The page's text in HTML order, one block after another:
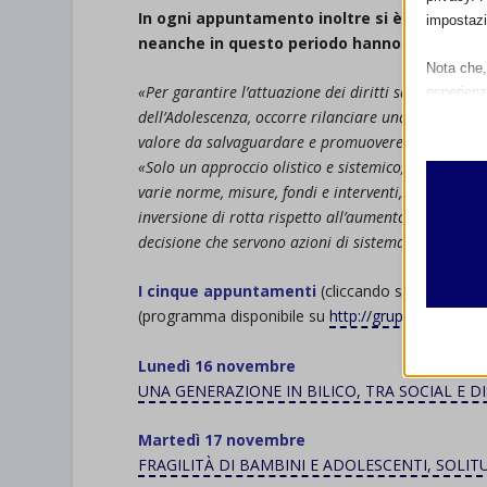
In ogni appuntamento inoltre si è voluto
neanche in questo periodo hanno avuto
«Per garantire l’attuazione dei diritti sanciti nella
dell’Adolescenza, occorre rilanciare una
valore da salvaguardare e promuovere»,
«Solo un approccio olistico e sistemico, che
varie norme, misure, fondi e interventi, sia a livello
inversione di rotta rispetto all’aumento del disagio
decisione che servono azioni di sistema per
I cinque appuntamenti (cliccando sul titolo
(programma disponibile suhttp://gruppocrc.net/
Lunedì 16 novembre
UNA GENERAZIONE IN BILICO, TRA SOCIAL E
Martedì 17 novembre
FRAGILITÀ DI BAMBINI E ADOLESCENTI,
Nota
wp-
I
_ga
Altri